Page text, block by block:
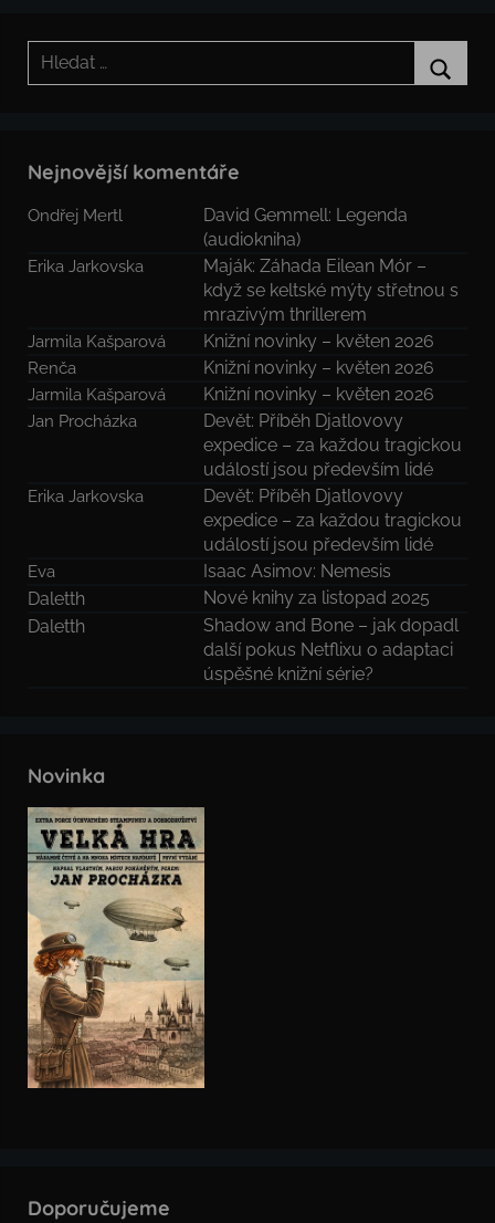
Hledat:
Nejnovější komentáře
Ondřej Mertl
David Gemmell: Legenda
(audiokniha)
Erika Jarkovska
Maják: Záhada Eilean Mór –
když se keltské mýty střetnou s
mrazivým thrillerem
Jarmila Kašparová Knižní novinky – květen 2026
Renča Knižní novinky – květen 2026
Jarmila Kašparová Knižní novinky – květen 2026
Jan Procházka
Devět: Příběh Djatlovovy
expedice – za každou tragickou
událostí jsou především lidé
Erika Jarkovska
Devět: Příběh Djatlovovy
expedice – za každou tragickou
událostí jsou především lidé
Eva
Isaac Asimov: Nemesis
Daletth
Nové knihy za listopad 2025
Daletth
Shadow and Bone – jak dopadl
další pokus Netflixu o adaptaci
úspěšné knižní série?
Novinka
Doporučujeme